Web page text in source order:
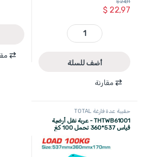
$22,97
$24,11
TPBXK0031 - طقم صناديق عدة بلاستيك عدد 3 قياس 14 انش + 17 انش + 20 انش قفل بلاستيك ماركة TOTAL quantity
أضف للسلة
مقارنة
حقيبة عدة فارغة TOTAL
THTWB61001 - عربة نقل أرضية
قياس 537*360 تحمل 100 كغ